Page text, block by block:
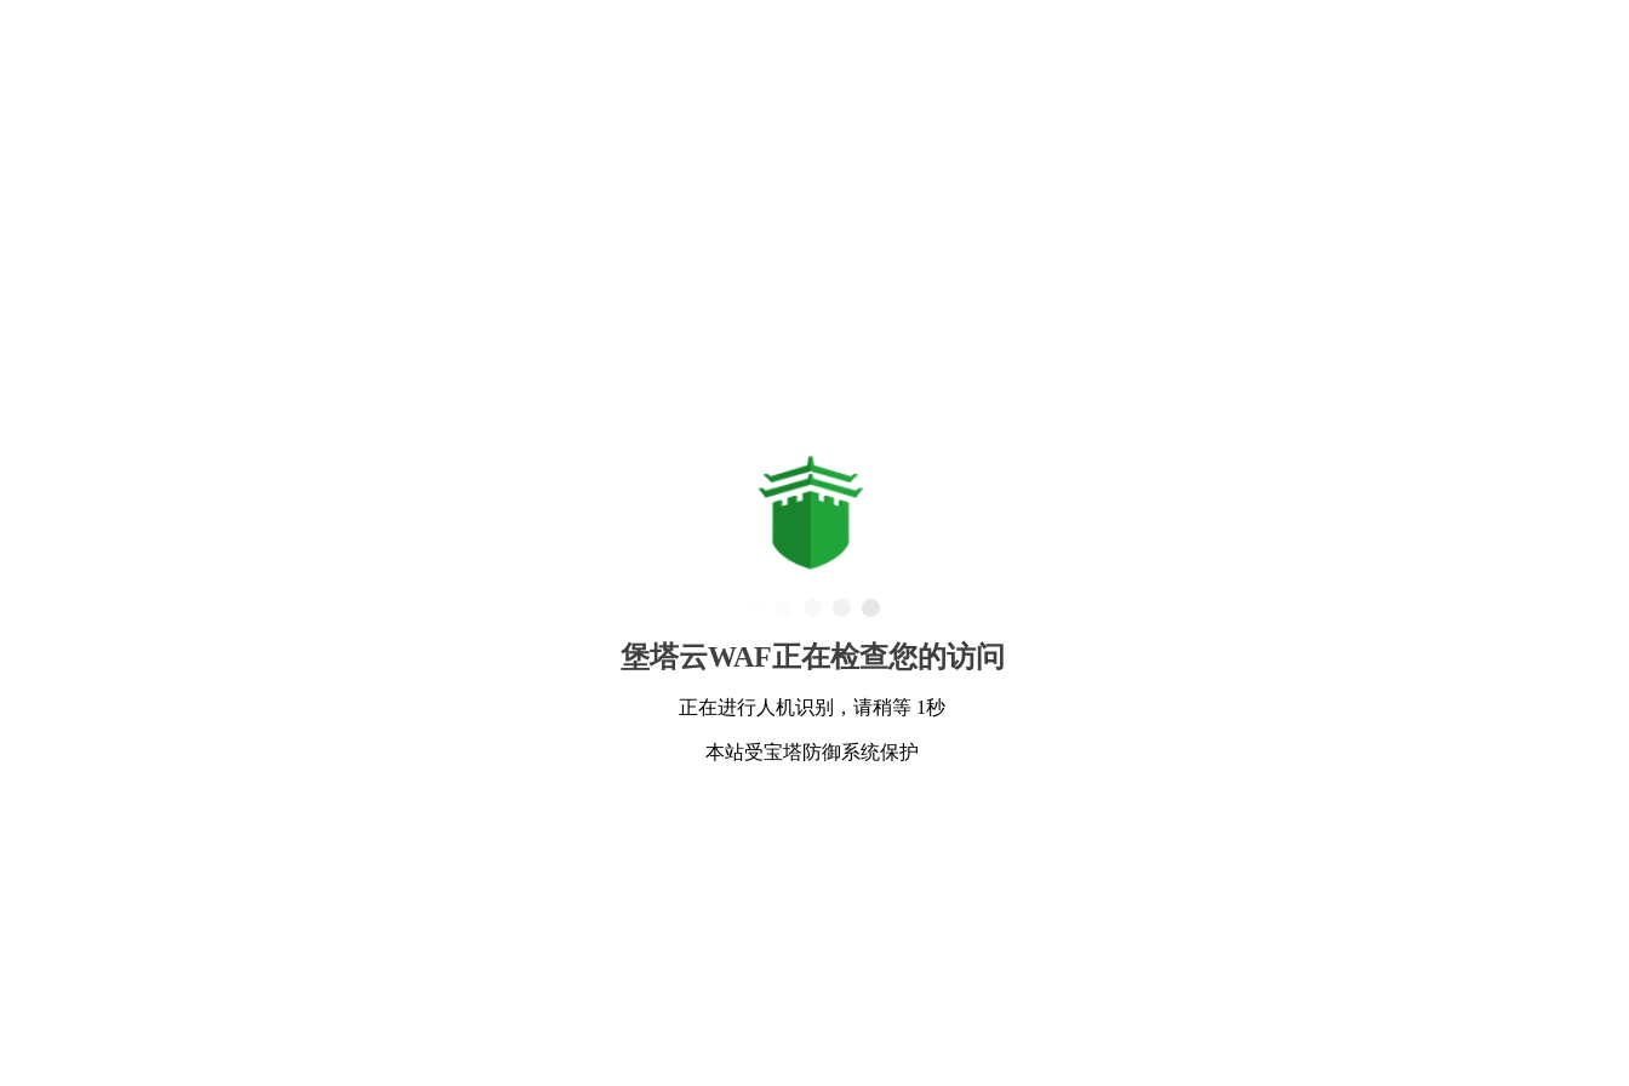
堡塔云WAF正在检查您的访问
正在进行人机识别，请稍等 1秒
本站受宝塔防御系统保护